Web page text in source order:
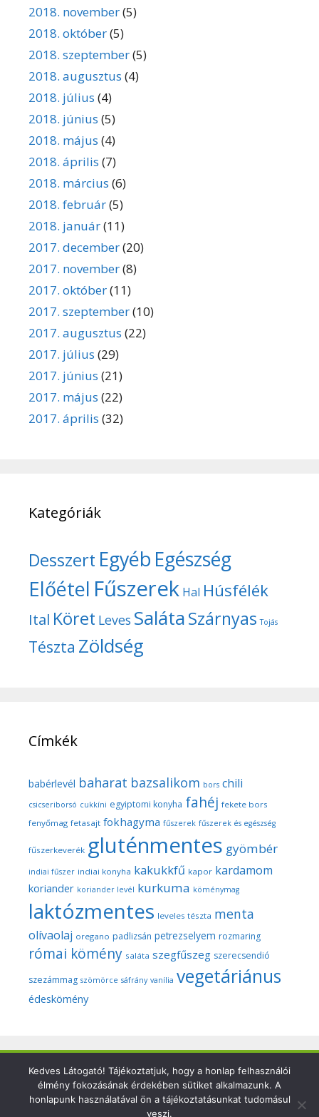
2018. november(5)
2018. október(5)
2018. szeptember(5)
2018. augusztus (4)
2018. július (4)
2018. június (5)
2018. május (4)
2018. április (7)
2018. március (6)
2018. február(5)
2018. január(11)
2017. december(20)
2017. november(8)
2017. október(11)
2017. szeptember(10)
2017. augusztus (22)
2017. július (29)
2017. június (21)
2017. május (22)
2017. április (32)
Kategóriák
Desszert Egyéb Egészség
Előétel Fűszerek Hal Húsfélék
Ital Köret Leves SalátaSzárnyas Tojás
Tészta Zöldség
Címkék
babérlevél baharat bazsalikom bors chili
csicseriborsó cukkíni egyiptomi konyha fahéj fekete bors
fenyőmag fetasajt fokhagyma fűszerek fűszerek és egészség
fűszerkeverék gluténmentes gyömbér
indiai fűszer indiai konyha kakukkfű kapor kardamom
koriander koriander levél kurkuma köménymag
laktózmentes leveles tészta menta
olívaolaj oregano padlizsán petrezselyem rozmaring
római kömény saláta szegfűszeg szerecsendió
szezámmag szömörce sáfrány vanília vegetáriánus
édeskömény
Copyright © 2026 Szegedi Fűszeres - Minden fotó és anyag
ezen a weboldalon a szerző (Dr. Nyári Zsuzsa) kizárólagos
tulajdonát képezi és a nemzetközi szerzői jogi törvények
Kedves Látogató! Tájékoztatjuk, hogy a honlap felhasználói
élmény fokozásának érdekében sütiket alkalmazunk. A
honlapunk használatával ön a tájékoztatásunkat tudomásul
veszi.